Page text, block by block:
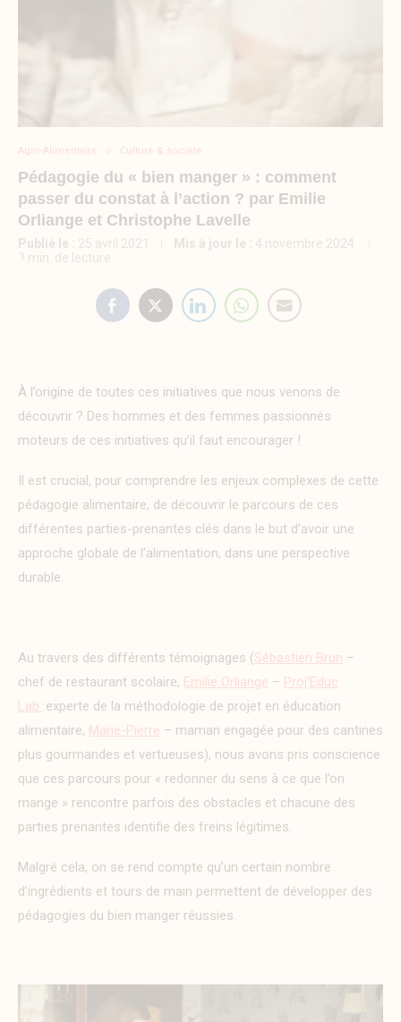
Agro-Alimentaire Culture & société
Pédagogie du « bien manger » : comment
passer du constat à l’action ? par Emilie
Orliange et Christophe Lavelle
Publié le : 25 avril 2021 Mis à jour le :
4 novembre 2024
3 min. de lecture
À l’origine de toutes ces initiatives que nous venons de
découvrir ? Des hommes et des femmes passionnés
moteurs de ces initiatives qu’il faut encourager !
Il est crucial, pour comprendre les enjeux complexes de cette
pédagogie alimentaire, de découvrir le parcours de ces
différentes parties-prenantes clés dans le but d’avoir une
approche globale de l’alimentation, dans une perspective
durable.
Au travers des différents témoignages (Sébastien Brun –
chef de restaurant scolaire, Emilie Orliange – Proj’Educ
Lab :experte de la méthodologie de projet en éducation
alimentaire, Marie-Pierre – maman engagée pour des cantines
plus gourmandes et vertueuses), nous avons pris conscience
que ces parcours pour « redonner du sens à ce que l’on
mange » rencontre parfois des obstacles et chacune des
parties prenantes identifie des freins légitimes.
Malgré cela, on se rend compte qu’un certain nombre
d’ingrédients et tours de main permettent de développer des
pédagogies du bien manger réussies.
« Nous devons nous saisir
sérieusement du sujet...
Publié le : 16 mars 2025